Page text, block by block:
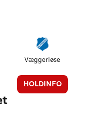
Væggerløse
HOLDINFO